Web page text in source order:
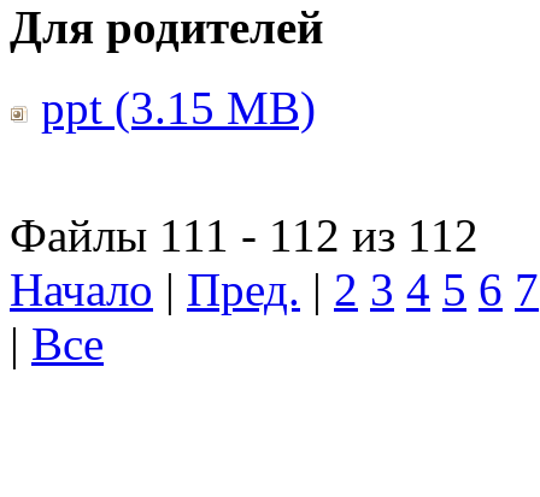
Для родителей
ppt (3.15 MB)
Файлы 111 - 112 из 112
Начало | Пред. | 2 3 4 5 6 7
| Все